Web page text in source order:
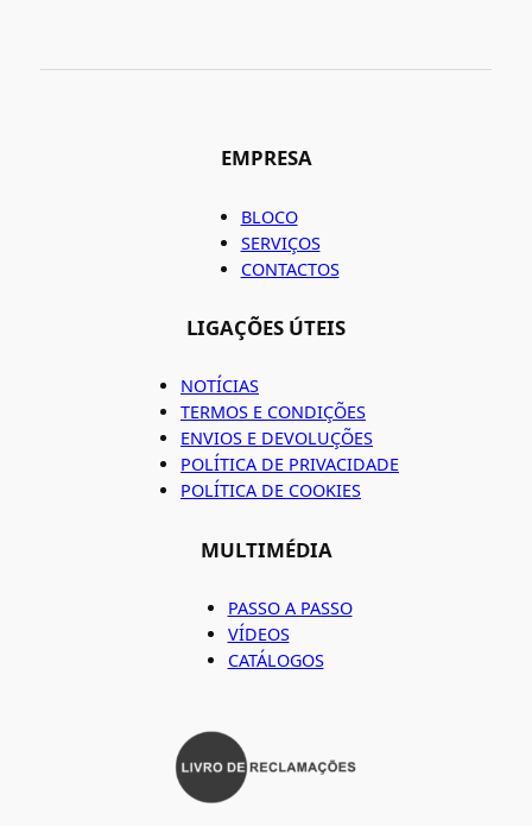
EMPRESA
BLOCO
SERVIÇOS
CONTACTOS
LIGAÇÕES ÚTEIS
NOTÍCIAS
TERMOS E CONDIÇÕES
ENVIOS E DEVOLUÇÕES
POLÍTICA DE PRIVACIDADE
POLÍTICA DE COOKIES
MULTIMÉDIA
PASSO A PASSO
VÍDEOS
CATÁLOGOS